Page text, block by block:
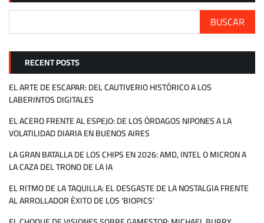
BUSCAR
RECENT POSTS
EL ARTE DE ESCAPAR: DEL CAUTIVERIO HISTÓRICO A LOS
LABERINTOS DIGITALES
EL ACERO FRENTE AL ESPEJO: DE LOS ÓRDAGOS NIPONES A LA
VOLATILIDAD DIARIA EN BUENOS AIRES
LA GRAN BATALLA DE LOS CHIPS EN 2026: AMD, INTEL O MICRON A
LA CAZA DEL TRONO DE LA IA
EL RITMO DE LA TAQUILLA: EL DESGASTE DE LA NOSTALGIA FRENTE
AL ARROLLADOR ÉXITO DE LOS ‘BIOPICS’